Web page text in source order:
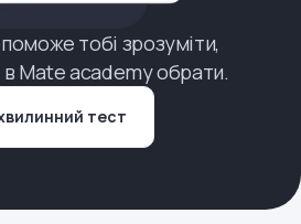
тобі зрозуміти,
в Mate academy обрати.
тест